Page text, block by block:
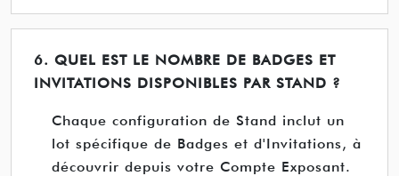
6. QUEL EST LE NOMBRE DE BADGES ET
INVITATIONS DISPONIBLES PAR STAND ?
Chaque configuration de Stand inclut un
lot spécifique de Badges et d'Invitations, à
découvrir depuis votre Compte Exposant.